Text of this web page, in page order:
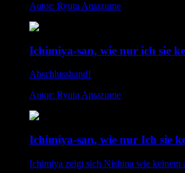
Autor: Ryuta Amazume
Ichimiya-san, wie nur ich sie
Abschlussband!
Autor: Ryuta Amazume
Ichimiya-san, wie nur Ich sie
Ichimiya zeigt sich Nishina wie keinem